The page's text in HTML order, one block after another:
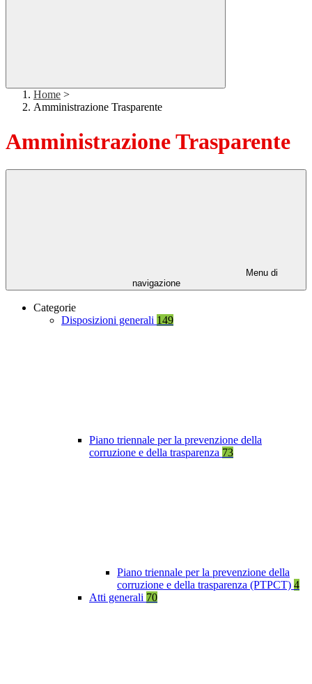
Home >
Amministrazione Trasparente
Amministrazione Trasparente
Menu di
navigazione
Categorie
Disposizioni generali 149
Piano triennale per la prevenzione della
corruzione e della trasparenza 73
Piano triennale per la prevenzione della
corruzione e della trasparenza (PTPCT) 4
Atti generali 70